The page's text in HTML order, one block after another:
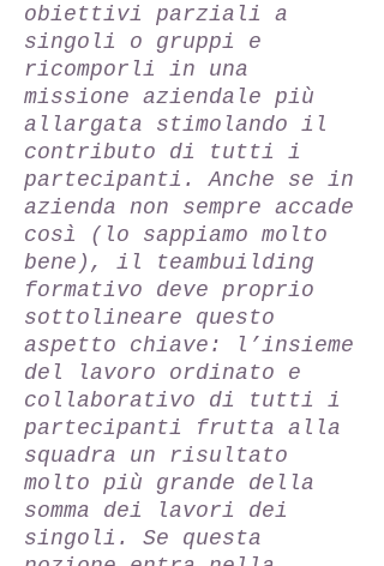
obiettivi parziali a
singoli o gruppi e
ricomporli in una
missione aziendale più
allargata stimolando il
contributo di tutti i
partecipanti. Anche se in
azienda non sempre accade
così (lo sappiamo molto
bene), il teambuilding
formativo deve proprio
sottolineare questo
aspetto chiave: l’insieme
del lavoro ordinato e
collaborativo di tutti i
partecipanti frutta alla
squadra un risultato
molto più grande della
somma dei lavori dei
singoli. Se questa